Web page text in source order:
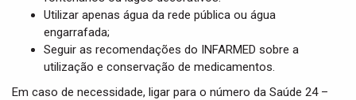
Utilizar apenas água da rede pública ou água
engarrafada;
Seguir as recomendações do INFARMED sobre a
utilização e conservação de medicamentos.
Em caso de necessidade, ligar para o número da Saúde 24 –